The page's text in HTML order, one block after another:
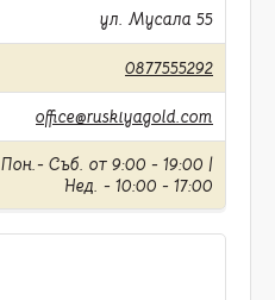
ул. Мусала 55
0877555292
office@ruskiyagold.com
Пон.- Съб. от 9:00 - 19:00 |
Нед. - 10:00 - 17:00